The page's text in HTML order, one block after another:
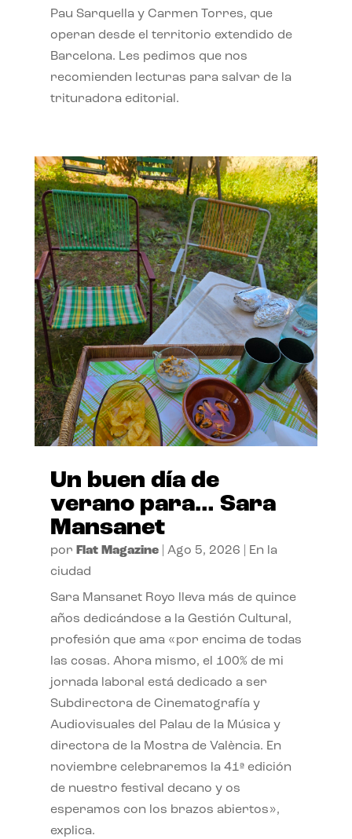
Pau Sarquella y Carmen Torres, que
operan desde el territorio extendido de
Barcelona. Les pedimos que nos
recomienden lecturas para salvar de la
trituradora editorial.
Un buen día de
verano para… Sara
Mansanet
por Flat Magazine| Ago 5, 2026
En la
ciudad
Sara Mansanet Royo lleva más de quince
años dedicándose a la Gestión Cultural,
profesión que ama «por encima de todas
las cosas. Ahora mismo, el 100% de mi
jornada laboral está dedicado a ser
Subdirectora de Cinematografía y
Audiovisuales del Palau de la Música y
directora de la Mostra de València. En
noviembre celebraremos la 41ª edición
de nuestro festival decano y os
esperamos con los brazos abiertos»,
explica.